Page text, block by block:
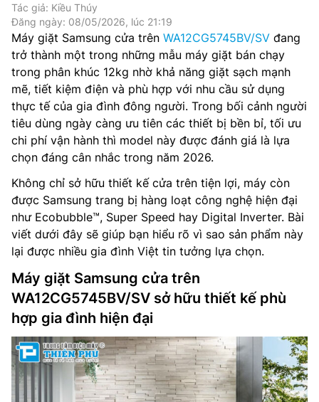
Tác giả: Kiều Thúy
Đăng ngày: 08/05/2026, lúc 21:19
Máy giặt Samsung cửa trên WA12CG5745BV/SV đang
trở thành một trong những mẫu máy giặt bán chạy
trong phân khúc 12kg nhờ khả năng giặt sạch mạnh
mẽ, tiết kiệm điện và phù hợp với nhu cầu sử dụng
thực tế của gia đình đông người. Trong bối cảnh người
tiêu dùng ngày càng ưu tiên các thiết bị bền bỉ, tối ưu
chi phí vận hành thì model này được đánh giá là lựa
chọn đáng cân nhắc trong năm 2026.
Không chỉ sở hữu thiết kế cửa trên tiện lợi, máy còn
được Samsung trang bị hàng loạt công nghệ hiện đại
như Ecobubble™, Super Speed hay Digital Inverter. Bài
viết dưới đây sẽ giúp bạn hiểu rõ vì sao sản phẩm này
lại được nhiều gia đình Việt tin tưởng lựa chọn.
Máy giặt Samsung cửa trên
WA12CG5745BV/SV sở hữu thiết kế phù
hợp gia đình hiện đại